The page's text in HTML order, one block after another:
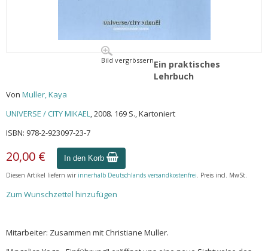
Bild vergrössernEin praktisches
Lehrbuch
Von Muller, Kaya
UNIVERSE / CITY MIKAEL, 2008. 169 S., Kartoniert
ISBN: 978-2-923097-23-7
20,00 € In den Korb
Diesen Artikel liefern wir innerhalb Deutschlands versandkostenfrei. Preis incl. MwSt.
Zum Wunschzettel hinzufügen
Mitarbeiter: Zusammen mit Christiane Muller.